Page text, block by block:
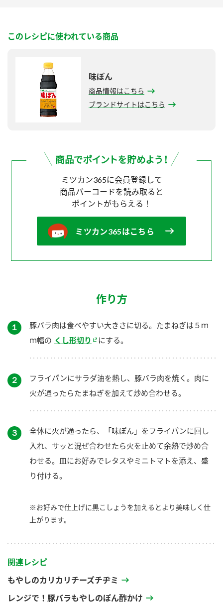
このレシピに使われている商品
味ぽん
商品情報はこちら
ブランドサイトはこちら
ミツカン365に会員登録して
商品バーコードを読み取ると
ポイントがもらえる！
ミツカン365はこちら
作り方
１
豚バラ肉は食べやすい大きさに切る。たまねぎは５ｍ
ｍ幅の くし形切り にする。
２
フライパンにサラダ油を熱し、豚バラ肉を焼く。肉に
火が通ったらたまねぎを加えて炒め合わせる。
３
全体に火が通ったら、「味ぽん」をフライパンに回し
入れ、サッと混ぜ合わせたら火を止めて余熱で炒め合
わせる。皿にお好みでレタスやミニトマトを添え、盛
り付ける。
※お好みで仕上げに黒こしょうを加えるとより美味しく仕
上がります。
関連レシピ
もやしのカリカリチーズチヂミ
レンジで！豚バラもやしのぽん酢かけ